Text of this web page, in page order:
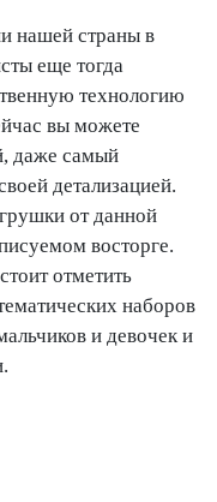
нашей страны в
еще тогда
технологию
вы можете
даже самый
детализацией.
от данной
восторге.
отметить
наборов
и девочек и